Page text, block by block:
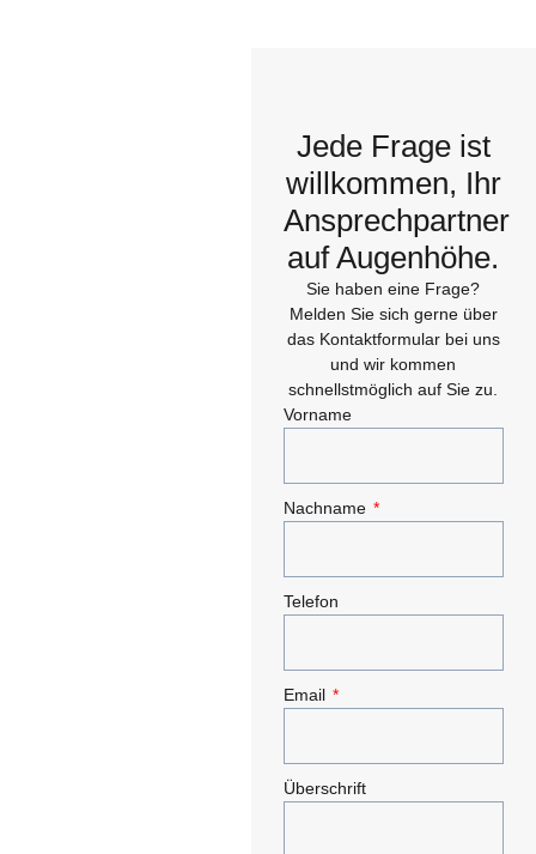
Jede Frage ist
willkommen, Ihr
Ansprechpartner
auf Augenhöhe.
Sie haben eine Frage?
Melden Sie sich gerne über
das Kontaktformular bei uns
und wir kommen
schnellstmöglich auf Sie zu.
Vorname
Nachname
Telefon
Email
Überschrift